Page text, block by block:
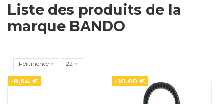
Liste des produits de la
marque BANDO
Pertinence 22
-8,64 € -10,00 €